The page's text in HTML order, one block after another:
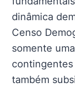
dinâmica
Censo
somente
também